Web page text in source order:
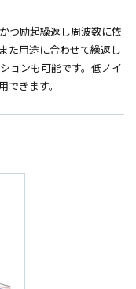
つ励起繰返し周波数に依
た用途に合わせて繰返し
ョンも可能です。低ノイ
きます。